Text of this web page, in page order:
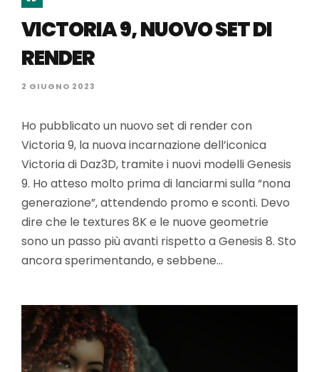
VICTORIA 9, NUOVO SET DI
RENDER
2 GIUGNO 2023
Ho pubblicato un nuovo set di render con
Victoria 9, la nuova incarnazione dell’iconica
Victoria di Daz3D, tramite i nuovi modelli Genesis
9. Ho atteso molto prima di lanciarmi sulla “nona
generazione”, attendendo promo e sconti. Devo
dire che le textures 8K e le nuove geometrie
sono un passo più avanti rispetto a Genesis 8. Sto
ancora sperimentando, e sebbene…